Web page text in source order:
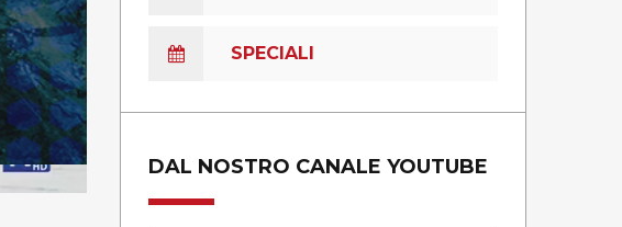
SPECIALI
DAL NOSTRO CANALE YOUTUBE